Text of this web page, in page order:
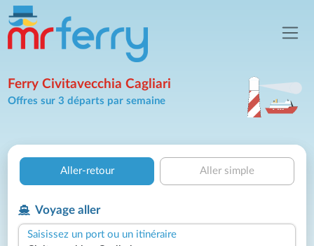
Ferry Civitavecchia Cagliari
Offres sur 3 départs par semaine
Aller-retour Aller simple
Voyage aller
Saisissez un port ou un itinéraire